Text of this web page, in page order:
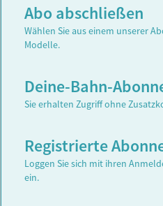
Abo abschließen
Wählen Sie aus einem unserer
Modelle.
Deine-Bahn-
Sie erhalten Zugriff ohne
Registrierte
Loggen Sie sich mit ihren
ein.